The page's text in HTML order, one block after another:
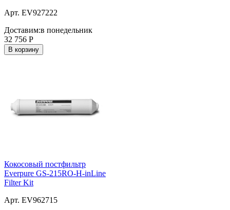
Арт. EV927222
Доставим:в понедельник
32 756 Р
В корзину
Кокосовый постфильтр
Everpure GS-215RO-H-inLine
Filter Kit
Арт. EV962715